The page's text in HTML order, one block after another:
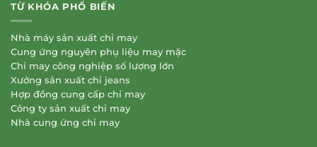
TỪ KHÓA PHỔ BIẾN
Nhà máy sản xuất chỉ may
Cung ứng nguyên phụ liệu may mặc
Chỉ may công nghiệp số lượng lớn
Xưởng sản xuất chỉ jeans
Hợp đồng cung cấp chỉ may
Công ty sản xuất chỉ may
Nhà cung ứng chỉ may